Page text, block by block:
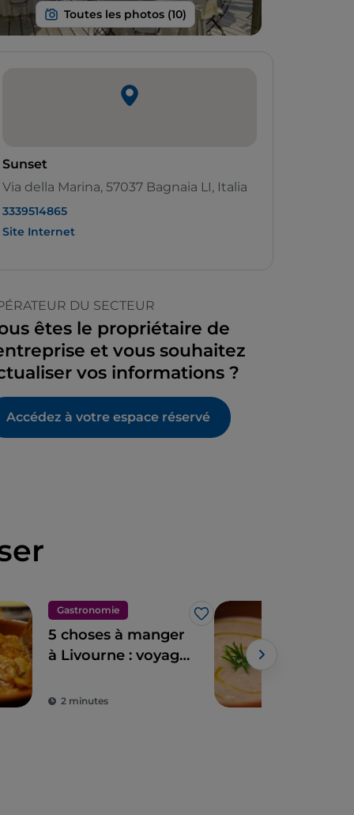
Sunset
Via della Marina, 57037 Bagnaia LI, Italia
3339514865
Site Internet
DU SECTEUR
êtes le propriétaire de
et vous souhaitez
vos informations ?
Accédez à votre espace réservé
Gastronomie
J’aime
5 choses à manger
à Livourne : voyage
ville de Modigliani
2 minutes